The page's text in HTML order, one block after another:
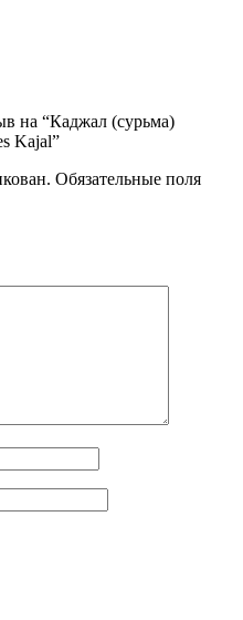
на “Каджал (сурьма)
Kajal”
Обязательные поля